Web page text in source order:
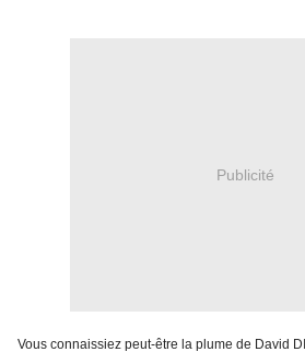
Publicité
Vous connaissiez peut-être la plume de David